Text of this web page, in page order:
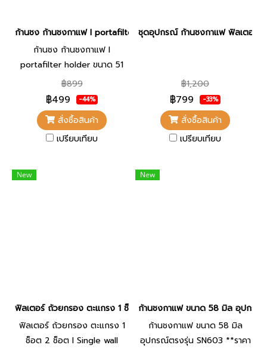
ก้านชง ก้านชงกาแฟ l portafilter holder ขนาด 51 มิล อุปกรณ์ตรงรุ่
ก้านชง ก้านชงกาแฟ l
portafilter holder ขนาด 51
มิล อุปกรณ์ตรงรุ่น SN203
฿899
฿499 -44%
สั่งซื้อสินค้า
เปรียบเทียบ
ชุดอุปกรณ์ ก้านชงกาแฟ ฟิลเตอร์
฿1,200
฿799 -33%
สั่งซื้อสินค้า
เปรียบเทียบ
New
ฟิลเตอร์ ถ้วยกรอง ตะแกรง 1 ช็อต 2 ช็อต l Single wall filter
ฟิลเตอร์ ถ้วยกรอง ตะแกรง 1
ช็อต 2 ช็อต l Single wall
New
ก้านชงกาแฟ ขนาด 58 มิล อุปกรณ์
ก้านชงกาแฟ ขนาด 58 มิล
อุปกรณ์ตรงรุ่น SN603 **ราคา